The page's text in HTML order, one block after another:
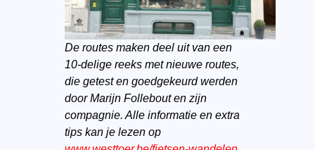
De routes maken deel uit van een
10-delige reeks met nieuwe routes,
die getest en goedgekeurd werden
door Marijn Follebout en zijn
compagnie. Alle informatie en extra
tips kan je lezen op